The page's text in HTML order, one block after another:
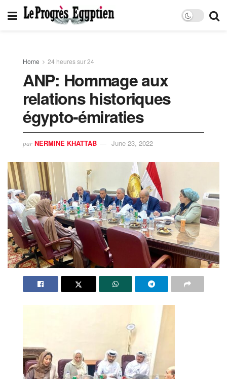
Home 24 heures sur 24
ANP: Hommage aux
relations historiques
égypto-émiraties
par NERMINE KHATTAB June 23, 2022